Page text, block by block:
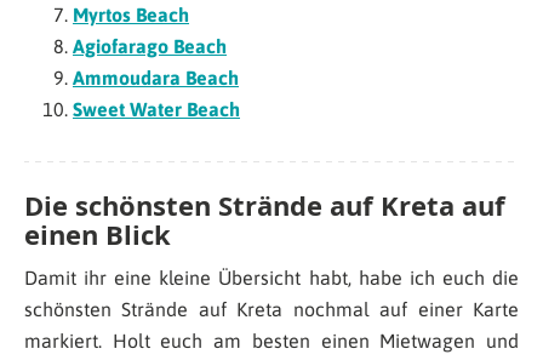
Myrtos Beach
Agiofarago Beach
Ammoudara Beach
Sweet Water Beach
Die schönsten Strände auf Kreta auf
einen Blick
Damit ihr eine kleine Übersicht habt, habe ich euch die
schönsten Strände auf Kreta nochmal auf einer Karte
markiert. Holt euch am besten einen Mietwagen und